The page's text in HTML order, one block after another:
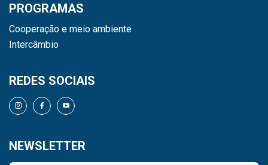
PROGRAMAS
Cooperação e meio ambiente
Intercâmbio
REDES SOCIAIS
NEWSLETTER